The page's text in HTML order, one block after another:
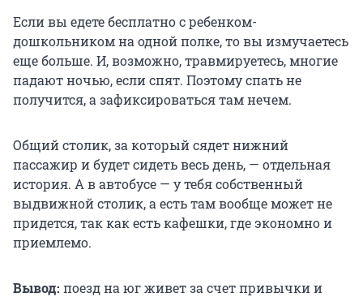
Если вы едете бесплатно с ребенком-
дошкольником на одной полке, то вы измучаетесь
еще больше. И, возможно, травмируетесь, многие
падают ночью, если спят. Поэтому спать не
получится, а зафиксироваться там нечем.
Общий столик, за который сядет нижний
пассажир и будет сидеть весь день, — отдельная
история. А в автобусе — у тебя собственный
выдвижной столик, а есть там вообще может не
придется, так как есть кафешки, где экономно и
приемлемо.
Вывод: поезд на юг живет за счет привычки и